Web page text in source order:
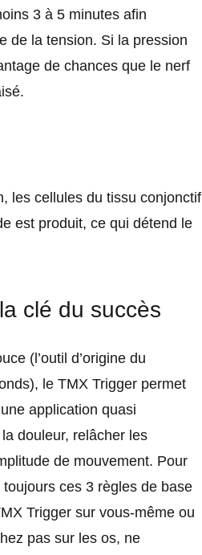
3 à 5 minutes afin
de la tension. Si la pression
de chances que le nerf
les cellules du tissu conjonctif
est produit, ce qui détend le
clé du succès
(l’outil d’origine du
le TMX Trigger permet
application quasi
douleur, relâcher les
de mouvement. Pour
ces 3 règles de base
Trigger sur vous-même ou
pas sur les os, ne